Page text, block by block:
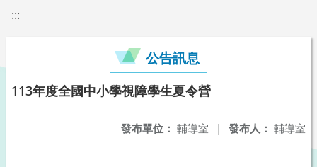
:::
公告訊息
113年度全國中小學視障學生夏令營
發布人： 輔導室
發布單位： 輔導室 |